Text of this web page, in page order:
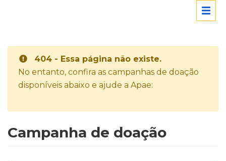
404 - Essa página não existe.
No entanto, confira as campanhas de doação
disponíveis abaixo e ajude a Apae:
Campanha de doação